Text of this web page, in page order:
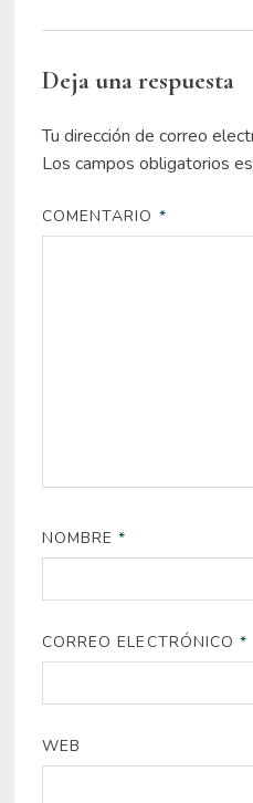
Deja una respuesta
Tu dirección de correo
Los campos obligatorios
COMENTARIO *
NOMBRE*
CORREO ELECTRÓNICO*
WEB